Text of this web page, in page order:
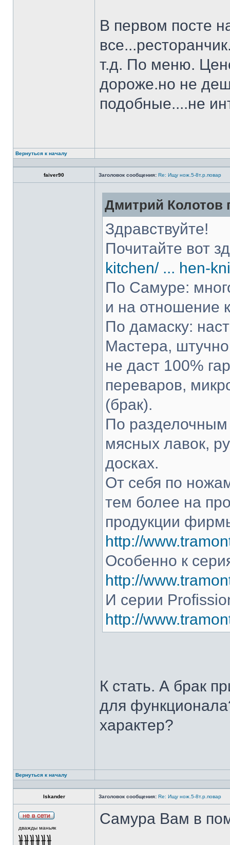
В первом посте
т.д. По меню.
дороже.но не
подобные....не
Вернуться к началу
faiver90 Заголовок сообщения: Re: Ищу нож.5-8т.р.повар
Дмитрий Колотов
Здравствуйте!
Почитайте вот
kitchen/ ... hen-
По Самуре:
и на отношение
По дамаску:
Мастера,
не даст 100%
переваров,
(брак).
По разделочным
мясных лавок,
досках.
От себя по
тем более на
продукции
http://
Особенно к
http://
И серии
http://
К стать. А брак
для
характер?
Вернуться к началу
Iskander Заголовок сообщения: Re: Ищу нож.5-8т.р.повар
дважды маньяк
Самура Вам в